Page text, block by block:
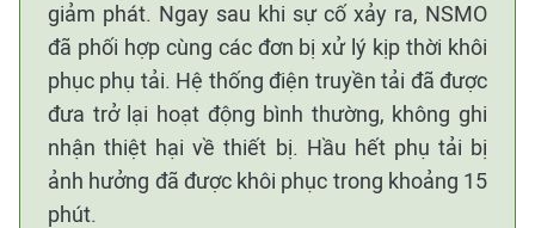
giảm phát. Ngay sau khi sự cố xảy ra, NSMO
đã phối hợp cùng các đơn bị xử lý kịp thời khôi
phục phụ tải. Hệ thống điện truyền tải đã được
đưa trở lại hoạt động bình thường, không ghi
nhận thiệt hại về thiết bị. Hầu hết phụ tải bị
ảnh hưởng đã được khôi phục trong khoảng 15
phút.